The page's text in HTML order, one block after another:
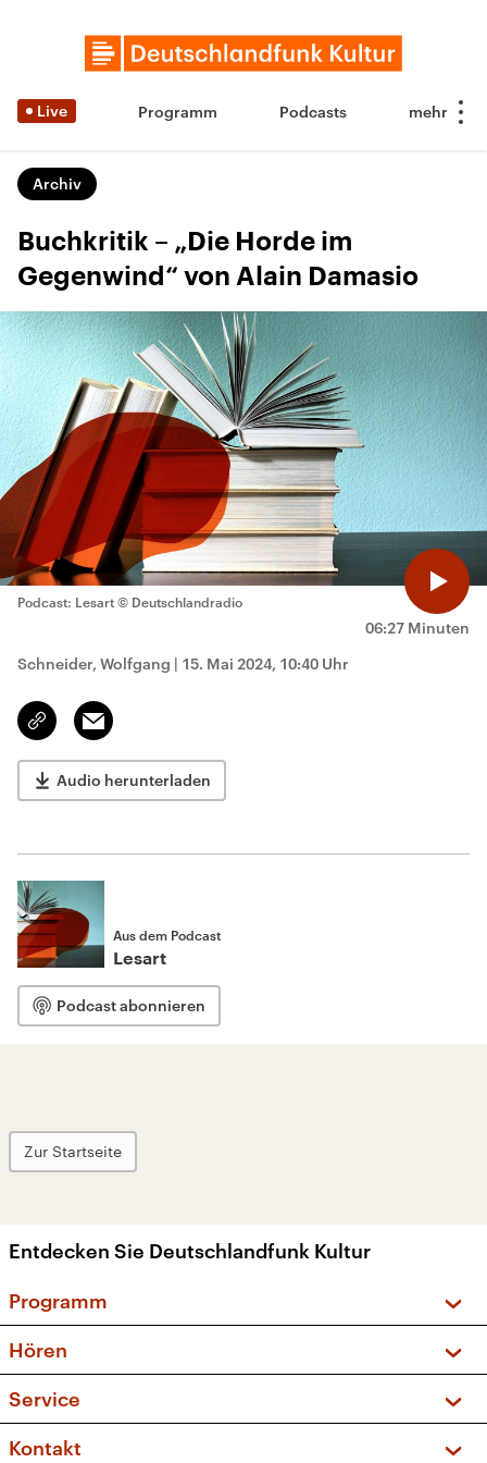
Live Programm Podcasts
Archiv
Buchkritik – „Die Horde im
Gegenwind“ von Alain Damasio
06:27 Minuten
Podcast: Lesart © Deutschlandradio
Schneider, Wolfgang | 15. Mai 2024, 10:40 Uhr
Link
kopieren/teilen
Email
Audio herunterladen
Aus dem Podcast
Lesart
Podcast abonnieren
Zur Startseite
Entdecken Sie Deutschlandfunk Kultur
Programm
Sendungen und Podcasts
Musikliste
Kakadu – Das Kinderprogramm
Hören
Frequenzen (UKW + DAB+)
Service
FAQ
Kontakt